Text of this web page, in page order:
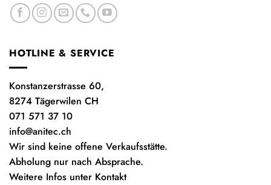
HOTLINE & SERVICE
Konstanzerstrasse 60,
8274 Tägerwilen CH
071 571 37 10
info@anitec.ch
Wir sind keine offene Verkaufsstätte.
Abholung nur nach Absprache.
Weitere Infos unter Kontakt